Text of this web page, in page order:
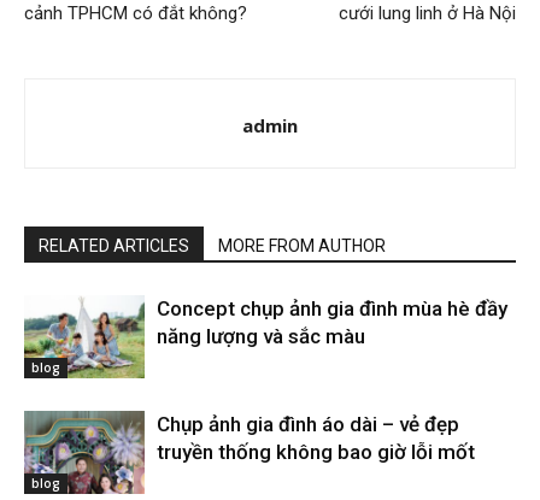
cảnh TPHCM có đắt không?
cưới lung linh ở Hà Nội
admin
RELATED ARTICLES MORE FROM AUTHOR
blog
Concept chụp ảnh gia đình mùa hè đầy
năng lượng và sắc màu
blog
Chụp ảnh gia đình áo dài – vẻ đẹp
truyền thống không bao giờ lỗi mốt